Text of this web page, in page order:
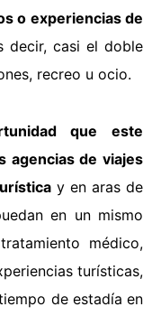
o experiencias de
decir, casi el doble
recreo u ocio.
que este
agencias de viajes
y en aras de
en un mismo
médico,
turísticas,
de estadía en